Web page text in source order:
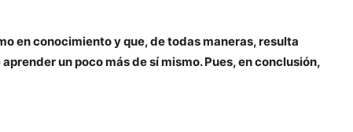
en conocimiento y que, de todas maneras, resulta
un poco más de sí mismo. Pues, en conclusión,